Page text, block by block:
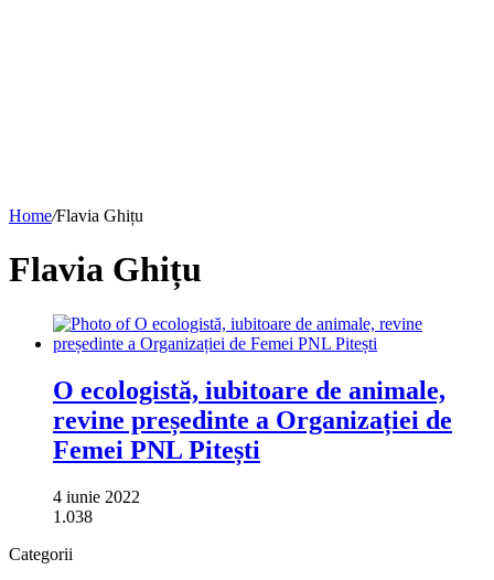
Home/Flavia Ghițu
Flavia Ghițu
O ecologistă, iubitoare de animale,
revine președinte a Organizației de
Femei PNL Pitești
4 iunie 2022
1.038
Categorii